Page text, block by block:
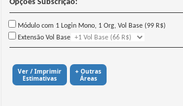
Opções Subscrição:
Módulo com 1 Login Mono, 1 Org, Vol Base (99 R$)
Extensão Vol Base
Ver / Imprimir
Estimativas
+ Outras
Áreas